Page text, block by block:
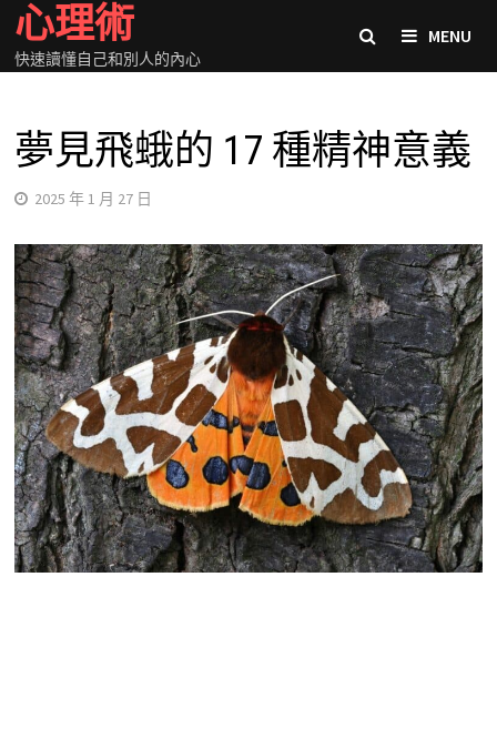
Skip
content
心理術
快速讀懂自己和別人的內心
MENU
夢見飛蛾的 17 種精神意義
2025 年 1 月 27 日